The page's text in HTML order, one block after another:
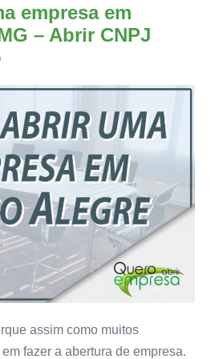
empresa em
– Abrir CNPJ
assim como muitos
fazer a abertura de empresa.